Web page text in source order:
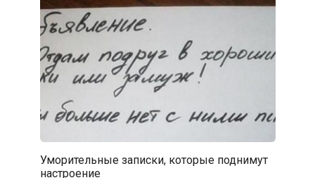
Уморительные записки, которые поднимут
настроение